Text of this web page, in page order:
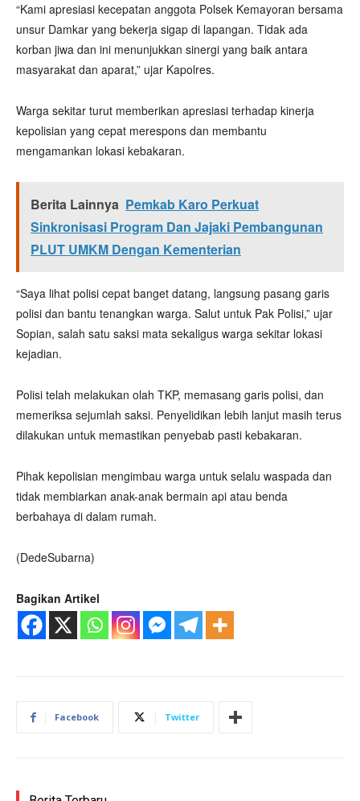
“Kami apresiasi kecepatan anggota Polsek Kemayoran bersama
unsur Damkar yang bekerja sigap di lapangan. Tidak ada
korban jiwa dan ini menunjukkan sinergi yang baik antara
masyarakat dan aparat,” ujar Kapolres.
Warga sekitar turut memberikan apresiasi terhadap kinerja
kepolisian yang cepat merespons dan membantu
mengamankan lokasi kebakaran.
Berita Lainnya Pemkab Karo Perkuat
Sinkronisasi Program Dan Jajaki Pembangunan
PLUT UMKM Dengan Kementerian
“Saya lihat polisi cepat banget datang, langsung pasang garis
polisi dan bantu tenangkan warga. Salut untuk Pak Polisi,” ujar
Sopian, salah satu saksi mata sekaligus warga sekitar lokasi
kejadian.
Polisi telah melakukan olah TKP, memasang garis polisi, dan
memeriksa sejumlah saksi. Penyelidikan lebih lanjut masih terus
dilakukan untuk memastikan penyebab pasti kebakaran.
Pihak kepolisian mengimbau warga untuk selalu waspada dan
tidak membiarkan anak-anak bermain api atau benda
berbahaya di dalam rumah.
(DedeSubarna)
Bagikan Artikel
Facebook Twitter